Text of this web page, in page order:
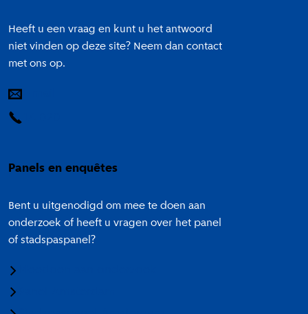
Heeft u een vraag en kunt u het antwoord
niet vinden op deze site? Neem dan contact
met ons op.
Panels en enquêtes
Bent u uitgenodigd om mee te doen aan
onderzoek of heeft u vragen over het panel
of stadspaspanel?